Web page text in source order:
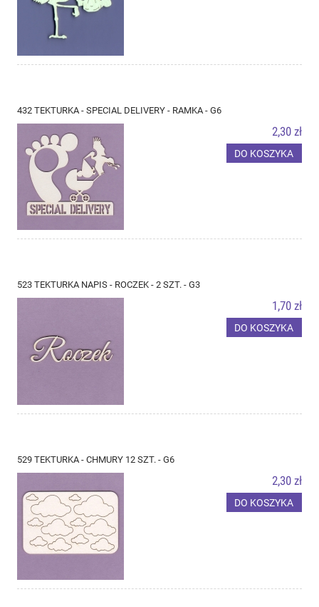
432 TEKTURKA - SPECIAL DELIVERY - RAMKA - G6
2,30 zł
DO KOSZYKA
523 TEKTURKA NAPIS - ROCZEK - 2 SZT. - G3
1,70 zł
DO KOSZYKA
529 TEKTURKA - CHMURY 12 SZT. - G6
2,30 zł
DO KOSZYKA